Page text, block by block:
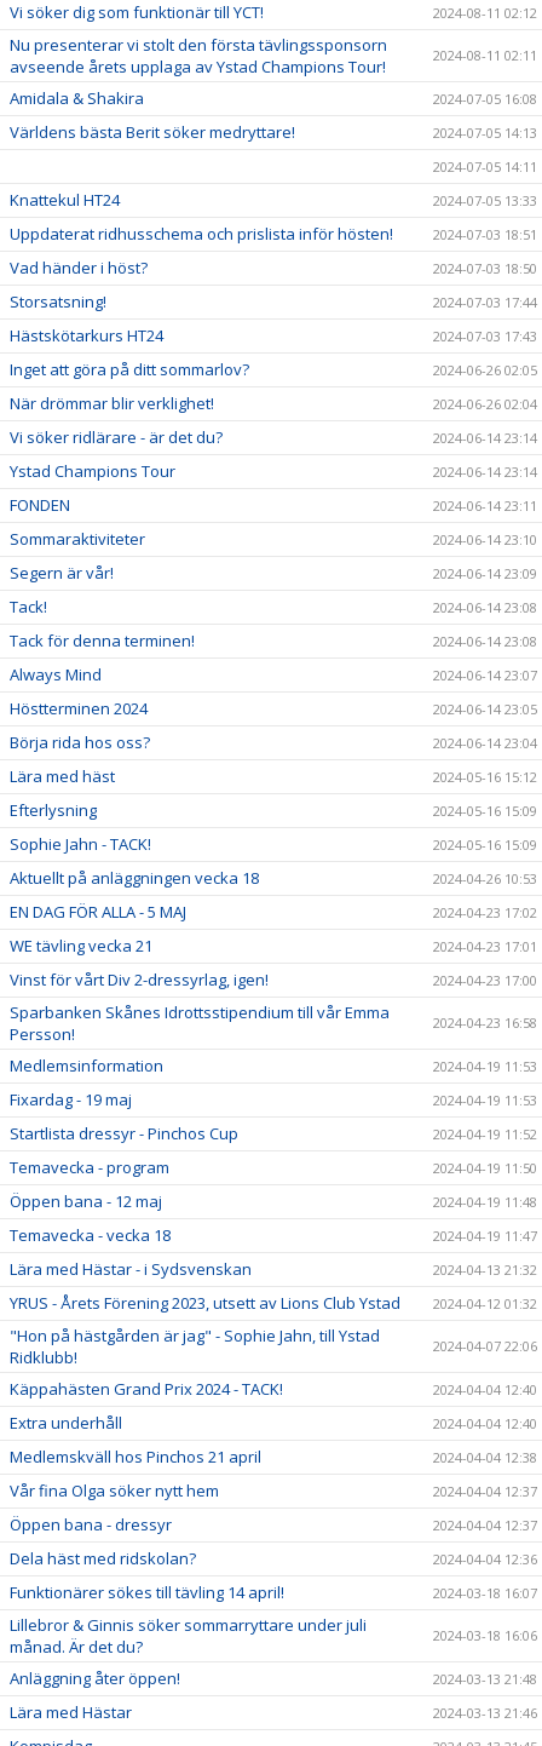
Vi söker dig som funktionär till YCT! 2024-08-11 02:12
Nu presenterar vi stolt den första tävlingssponsorn
avseende årets upplaga av Ystad Champions Tour!
2024-08-11 02:11
Amidala & Shakira 2024-07-05 16:08
Världens bästa Berit söker medryttare!
2024-07-05 14:13
2024-07-05 14:11
Knattekul HT24 2024-07-05 13:33
Uppdaterat ridhusschema och prislista inför hösten! 2024-07-03 18:51
Vad händer i höst? 2024-07-03 18:50
Storsatsning! 2024-07-03 17:44
Hästskötarkurs HT24 2024-07-03 17:43
Inget att göra på ditt sommarlov? 2024-06-26 02:05
När drömmar blir verklighet! 2024-06-26 02:04
Vi söker ridlärare - är det du? 2024-06-14 23:14
Ystad Champions Tour 2024-06-14 23:14
FONDEN 2024-06-14 23:11
Sommaraktiviteter 2024-06-14 23:10
Segern är vår! 2024-06-14 23:09
Tack! 2024-06-14 23:08
Tack för denna terminen! 2024-06-14 23:08
Always Mind 2024-06-14 23:07
Höstterminen 2024 2024-06-14 23:05
Börja rida hos oss? 2024-06-14 23:04
Lära med häst 2024-05-16 15:12
Efterlysning 2024-05-16 15:09
Sophie Jahn - TACK! 2024-05-16 15:09
Aktuellt på anläggningen vecka 18 2024-04-26 10:53
EN DAG FÖR ALLA - 5 MAJ 2024-04-23 17:02
WE tävling vecka 21 2024-04-23 17:01
Vinst för vårt Div 2-dressyrlag, igen! 2024-04-23 17:00
Sparbanken Skånes Idrottsstipendium till vår Emma
Persson!
2024-04-23 16:58
Medlemsinformation 2024-04-19 11:53
Fixardag - 19 maj 2024-04-19 11:53
Startlista dressyr - Pinchos Cup 2024-04-19 11:52
Temavecka - program 2024-04-19 11:50
Öppen bana - 12 maj 2024-04-19 11:48
Temavecka - vecka 18 2024-04-19 11:47
Lära med Hästar - i Sydsvenskan 2024-04-13 21:32
YRUS - Årets Förening 2023, utsett av Lions Club Ystad 2024-04-12 01:32
"Hon på hästgården är jag" - Sophie Jahn, till Ystad
Ridklubb!
2024-04-07 22:06
Käppahästen Grand Prix 2024 - TACK! 2024-04-04 12:40
Extra underhåll 2024-04-04 12:40
Medlemskväll hos Pinchos 21 april 2024-04-04 12:38
Vår fina Olga söker nytt hem 2024-04-04 12:37
Öppen bana - dressyr 2024-04-04 12:37
Dela häst med ridskolan? 2024-04-04 12:36
Funktionärer sökes till tävling 14 april! 2024-03-18 16:07
Lillebror & Ginnis söker sommarryttare under juli
månad. Är det du?
2024-03-18 16:06
Anläggning åter öppen! 2024-03-13 21:48
Lära med Hästar 2024-03-13 21:46